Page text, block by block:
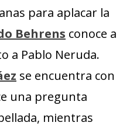
para aplacar la
Behrens conoce a
a Pablo Neruda.
se encuentra con
una pregunta
mientras